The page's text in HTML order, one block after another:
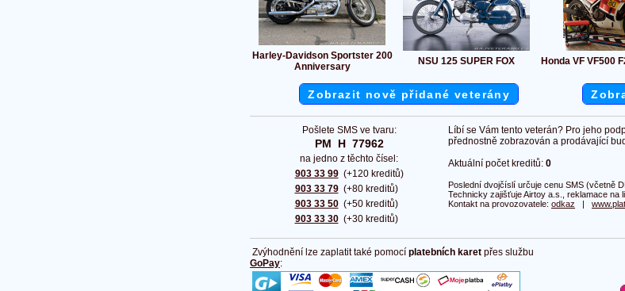
Harley-Davidson Sportster 200
Anniversary
NSU 125 SUPER FOX Honda VF VF500
Zobrazit nově přidané veterány
Pošlete SMS ve tvaru:
PM  H  77962
na jedno z těchto čísel:
903 33 99
903 33 79
903 33 50
903 33 30
(+120 kreditů)
(+80 kreditů)
(+50 kreditů)
(+30 kreditů)
Líbí se Vám tento veterán? Pro jeho
přednostně zobrazován a prodávající
Aktuální počet kreditů: 0
Poslední dvojčíslí určuje cenu SMS (včetně
Technicky zajišťuje Airtoy a.s., reklamace na
Kontakt na provozovatele: odkaz |
Zvýhodnění lze zaplatit také pomocí platebních karet přes službu
GoPay: